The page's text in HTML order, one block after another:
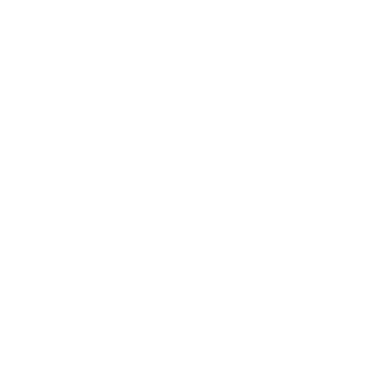
में अनुराधा प्रकाशन के स्टाल पर अपनी पुस्तक को